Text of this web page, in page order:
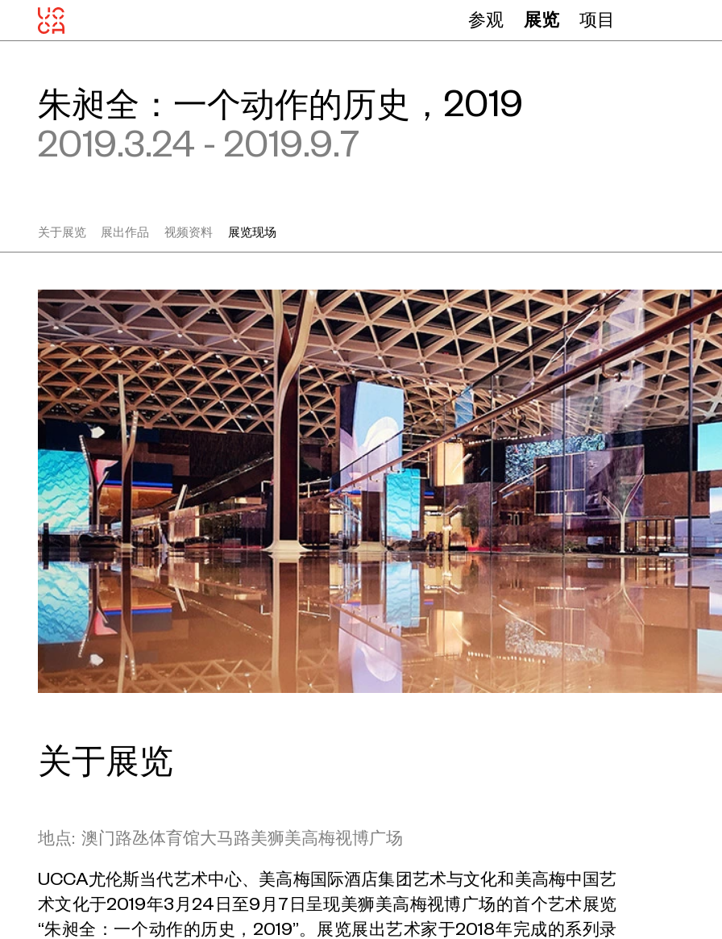
参观 展览 项目
朱昶全：一个动作的历史，2019
2019.3.24 - 2019.9.7
关于展览 展出作品 视频资料 展览现场
关于展览
地点: 澳门路氹体育馆大马路美狮美高梅视博广场
UCCA尤伦斯当代艺术中心、美高梅国际酒店集团艺术与文化和美高梅中国艺
术文化于2019年3月24日至9月7日呈现美狮美高梅视博广场的首个艺术展览
“朱昶全：一个动作的历史，2019”。展览展出艺术家于2018年完成的系列录